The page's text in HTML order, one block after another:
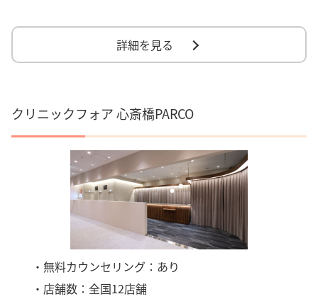
詳細を見る
クリニックフォア 心斎橋PARCO
・無料カウンセリング：あり
・店舗数：全国12店舗